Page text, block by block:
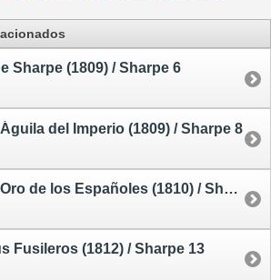
Sharpe (1809) / Sharpe 6
del Imperio (1809) / Sharpe 8
Sharpe y el Oro de los Españoles (1810) / Sharpe 9
Fusileros (1812) / Sharpe 13